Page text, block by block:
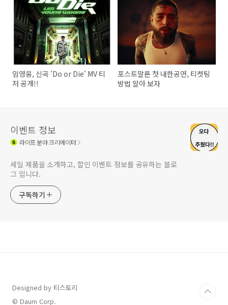
임영웅, 신곡 'Do or Die' MV 티
저 공개!!
포스트말론 첫 내한공연, 티켓팅
방법 알아 보자
이벤트 정보
라이프분야 크리에이터
세일 제품을 소개하고, 할인 이벤트 정보를 공유하는 블로
그 입니다.
구독하기
Designed by 티스토리
© Daum Corp.